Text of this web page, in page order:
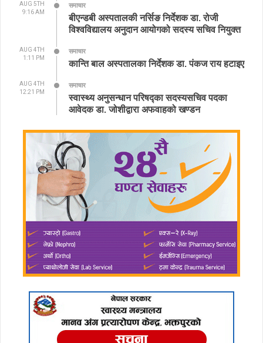
AUG 5TH
9:16 AM
समाचार
बीएन्डबी अस्पतालकी नर्सिङ निर्देशक डा. रोजी
विश्वविद्यालय अनुदान आयोगको सदस्य सचिव नियुक्त
AUG 4TH
1:11 PM
समाचार
कान्ति बाल अस्पतालका निर्देशक डा. पंकज राय हटाइए
AUG 4TH
12:21 PM
समाचार
स्वास्थ्य अनुसन्धान परिषद्का सदस्यसचिव पदका
आवेदक डा. जोशीद्वारा अफवाहको खण्डन